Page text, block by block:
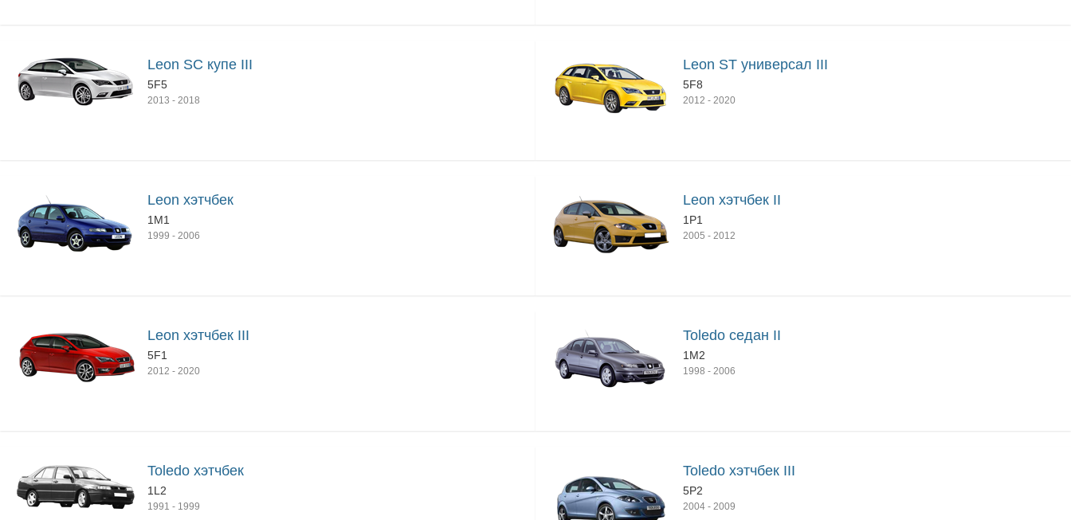
Leon SC купе III
5F5
2013 - 2018
Leon ST универсал III
5F8
2012 - 2020
Leon хэтчбек
1M1
1999 - 2006
Leon хэтчбек II
1P1
2005 - 2012
Leon хэтчбек III
5F1
2012 - 2020
Toledo седан II
1M2
1998 - 2006
Toledo хэтчбек
1L2
1991 - 1999
Toledo хэтчбек III
5P2
2004 - 2009